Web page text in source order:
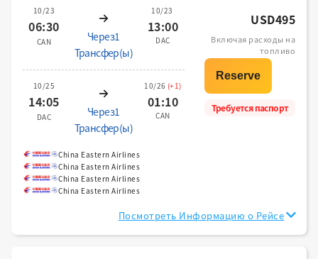
10/23
06:30
CAN
Через1
Трансфер(ы)
10/23
13:00
DAC
10/25
14:05
DAC
Через1
Трансфер(ы)
10/26 (+1)
01:10
CAN
USD495
Включая расходы на
топливо
Требуется паспорт
China Eastern Airlines
China Eastern Airlines
China Eastern Airlines
China Eastern Airlines
Посмотреть Информацию о Рейсе